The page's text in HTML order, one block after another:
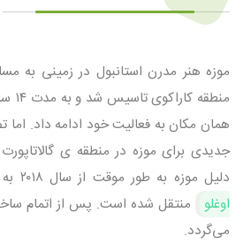
همان مکان به فعالیت خود ادامه داد. اما
جدیدی برای موزه در منطقه ی
دلیل موزه به طور موقت از سال ۲۰۱۸ به مکانی در
اوغلو
منتقل شده است. پس از اتمام
می‌گردد.